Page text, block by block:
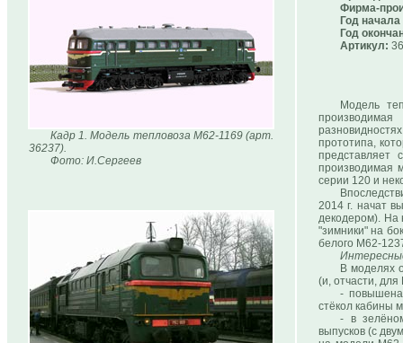
Кадр 1. Модель тепловоза М62-1169 (арт.
36237).
Фото: И.Сергеев
Фирма-
Год
Год
Артикул:
Модель
прототипа,
производимая
серии 120 и
2014 г. начат
декодером). На
"зимники" на
белого М62-
В моделях
(и, отчасти,
- повышена
стёкол кабины
- в
выпусков (с